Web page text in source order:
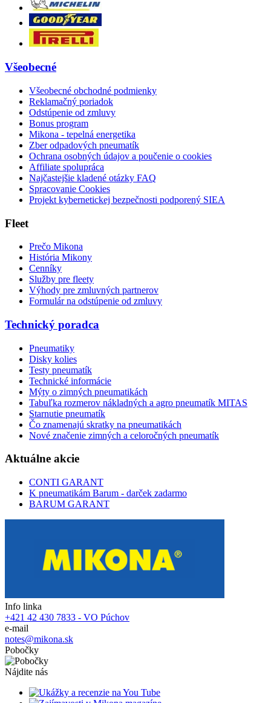
Všeobecné
Všeobecné obchodné podmienky
Reklamačný poriadok
Odstúpenie od zmluvy
Bonus program
Mikona - tepelná energetika
Zber odpadových pneumatík
Ochrana osobných údajov a poučenie o cookies
Affiliate spolupráca
Najčastejšie kladené otázky FAQ
Spracovanie Cookies
Projekt kybernetickej bezpečnosti podporený SIEA
Fleet
Prečo Mikona
História Mikony
Cenníky
Služby pre fleety
Výhody pre zmluvných partnerov
Formulár na odstúpenie od zmluvy
Technický poradca
Pneumatiky
Disky kolies
Testy pneumatík
Technické informácie
Mýty o zimných pneumatikách
Tabuľka rozmerov nákladných a agro pneumatík MITAS
Starnutie pneumatík
Čo znamenajú skratky na pneumatikách
Nové značenie zimných a celoročných pneumatík
Aktuálne akcie
CONTI GARANT
K pneumatikám Barum - darček zadarmo
BARUM GARANT
Info linka
+421 42 430 7833 - VO Púchov
e-mail
notes@mikona.sk
Pobočky
Nájdite nás